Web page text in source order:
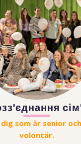
som är senior
volontär.